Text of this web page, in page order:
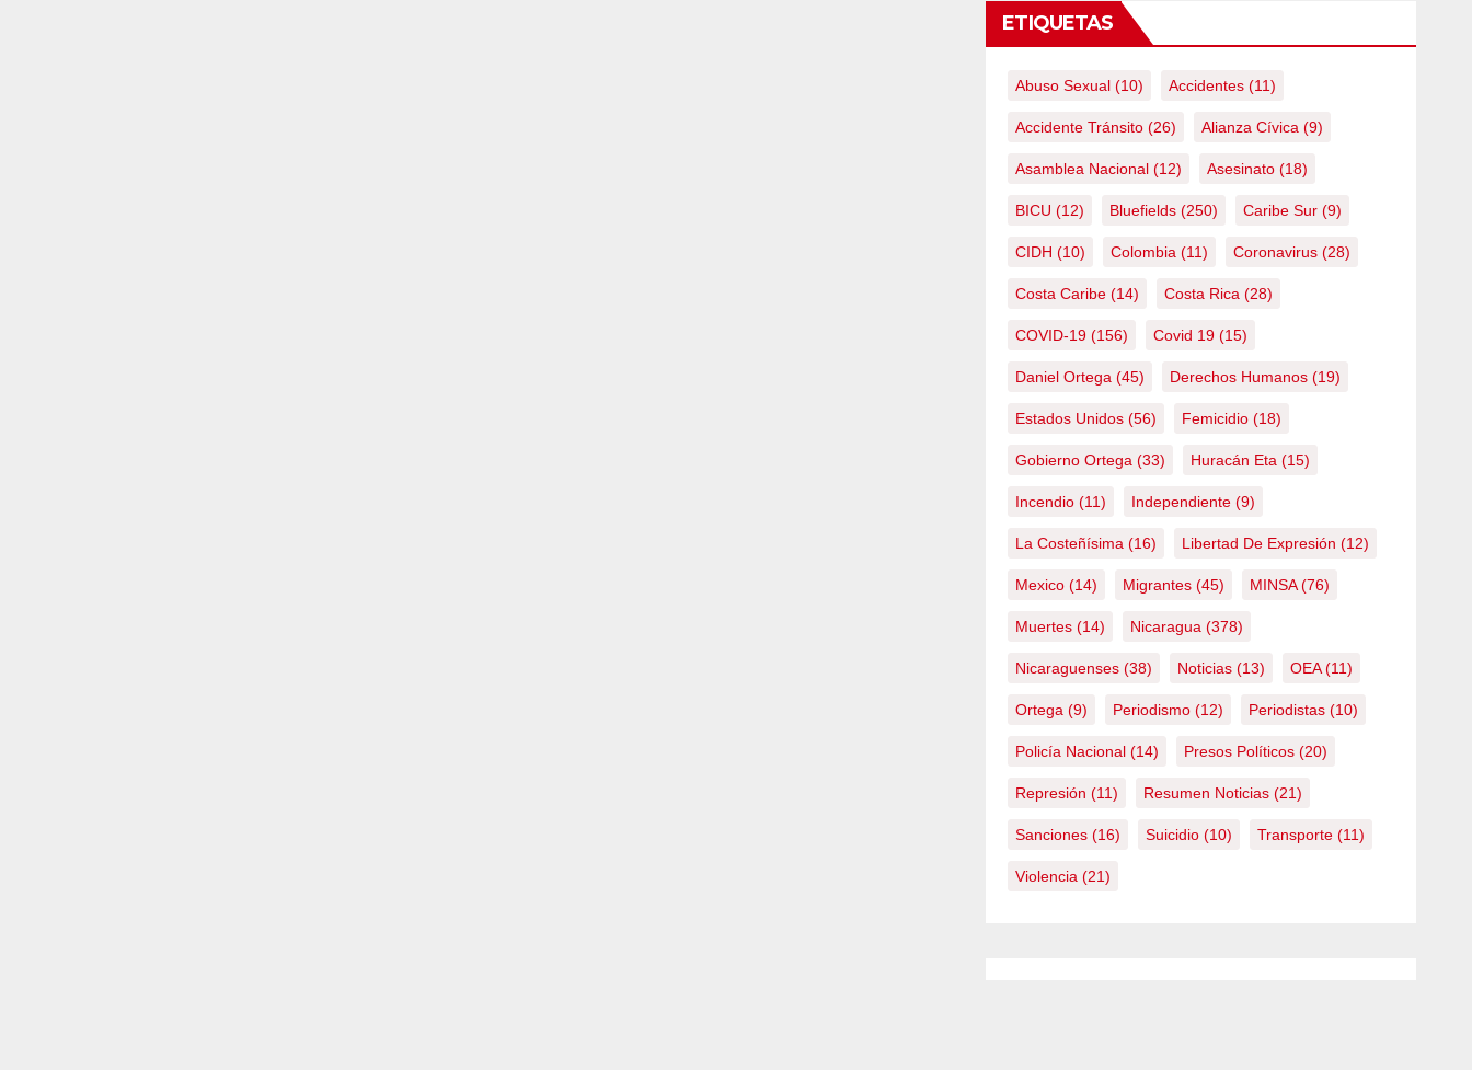
ETIQUETAS
Abuso Sexual (10) Accidentes (11)
Accidente Tránsito (26) Alianza Cívica (9)
Asamblea Nacional (12) Asesinato (18)
BICU (12) Bluefields (250) Caribe Sur (9)
CIDH (10) Colombia (11) Coronavirus (28)
Costa Caribe (14) Costa Rica (28)
COVID-19 (156) Covid 19 (15)
Daniel Ortega (45) Derechos Humanos (19)
Estados Unidos (56) Femicidio (18)
Gobierno Ortega (33) Huracán Eta (15)
Incendio (11) Independiente (9)
La Costeñísima (16) Libertad De Expresión (12)
Mexico (14) Migrantes (45) MINSA(76)
Muertes (14) Nicaragua (378)
Nicaraguenses (38) Noticias (13) OEA(11)
Ortega (9) Periodismo (12) Periodistas (10)
Policía Nacional (14) Presos Políticos (20)
Represión (11) Resumen Noticias (21)
Sanciones (16) Suicidio (10) Transporte (11)
Violencia (21)